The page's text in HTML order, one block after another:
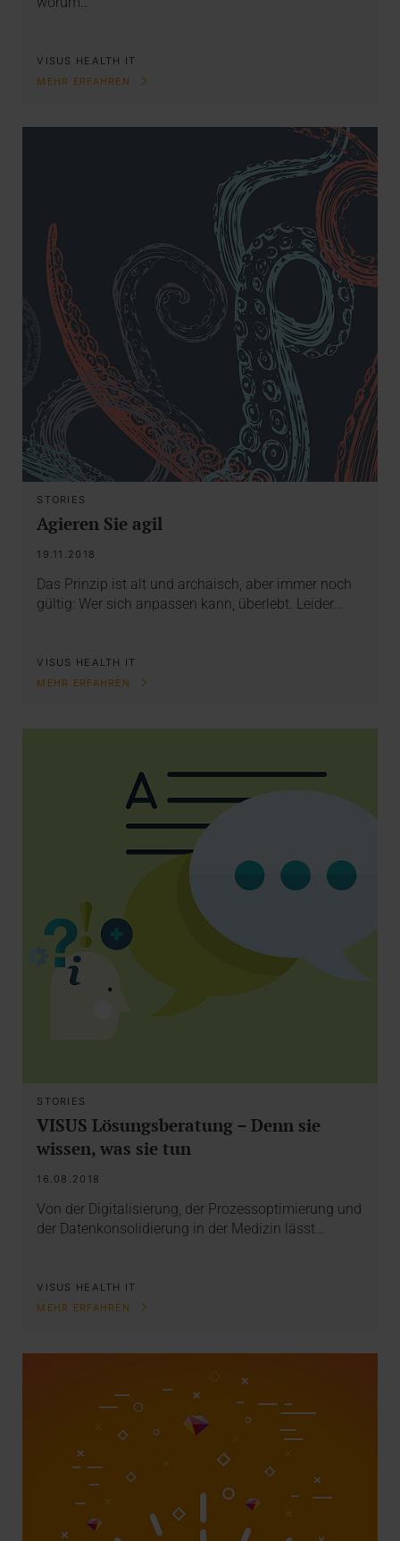
VISUS HEALTH IT
MEHR ERFAHREN
STORIES
Agieren Sie agil
19.11.2018
Das Prinzip ist alt und archaisch, aber immer noch
gültig: Wer sich anpassen kann, überlebt. Leider…
VISUS HEALTH IT
MEHR ERFAHREN
STORIES
VISUS Lösungsberatung – Denn sie
wissen, was sie tun
16.08.2018
Von der Digitalisierung, der Prozessoptimierung und
der Datenkonsolidierung in der Medizin lässt…
VISUS HEALTH IT
MEHR ERFAHREN